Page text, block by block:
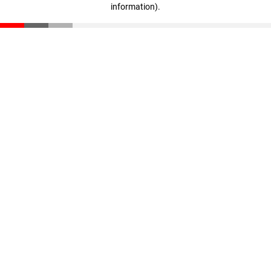
information).